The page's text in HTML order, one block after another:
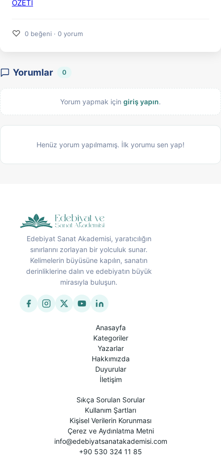
ÖZETİ
♡ 0 beğeni · 0 yorum
Yorumlar 0
Yorum yapmak için giriş yapın.
Henüz yorum yapılmamış. İlk yorumu sen yap!
Edebiyat Sanat Akademisi, yaratıcılığın
sınırlarını zorlayan bir yolculuk sunar.
Kelimelerin büyüsüne kapılın, sanatın
derinliklerine dalın ve edebiyatın büyük
mirasıyla buluşun.
Anasayfa
Kategoriler
Yazarlar
Hakkımızda
Duyurular
İletişim
Sıkça Sorulan Sorular
Kullanım Şartları
Kişisel Verilerin Korunması
Çerez ve Aydınlatma Metni
info@edebiyatsanatakademisi.com
+90 530 324 11 85